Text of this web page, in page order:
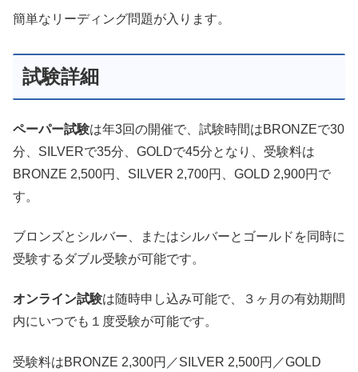
簡単なリーディング問題が入ります。
試験詳細
ペーパー試験は年3回の開催で、試験時間はBRONZEで30
分、SILVERで35分、GOLDで45分となり、受験料は
BRONZE 2,500円、SILVER 2,700円、GOLD 2,900円で
す。
ブロンズとシルバー、またはシルバーとゴールドを同時に
受験するダブル受験が可能です。
オンライン試験は随時申し込み可能で、３ヶ月の有効期間
内にいつでも１度受験が可能です。
受験料はBRONZE 2,300円／SILVER 2,500円／GOLD